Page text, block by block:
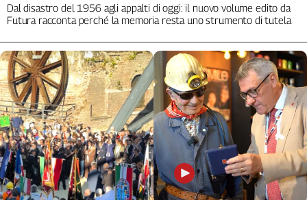
Cerca
Contatti
La
redazione
Newsletter
Dal disastro del 1956 agli appalti di oggi: il nuovo volume edito da
Futura racconta perché la memoria resta uno strumento di tutela